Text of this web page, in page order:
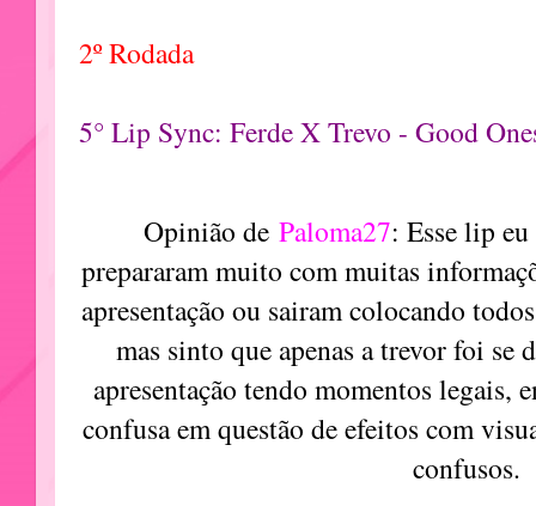
2º Rodada
5° Lip Sync: Ferde X Trevo - Good
Opinião de Paloma27: Esse lip eu
prepararam muito com muitas
apresentação ou sairam colocando
mas sinto que apenas a trevor foi se
apresentação tendo momentos legais,
confusa em questão de efeitos com
confusos.